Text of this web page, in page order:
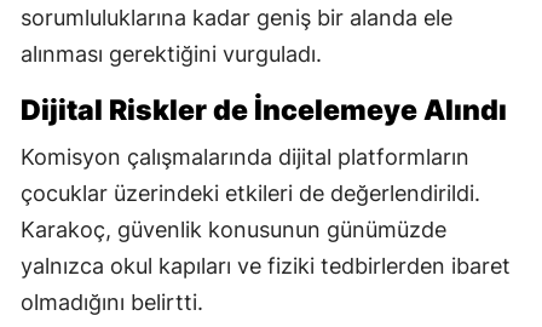
sorumluluklarına kadar geniş bir alanda ele
alınması gerektiğini vurguladı.
Dijital Riskler de İncelemeye Alındı
Komisyon çalışmalarında dijital platformların
çocuklar üzerindeki etkileri de değerlendirildi.
Karakoç, güvenlik konusunun günümüzde
yalnızca okul kapıları ve fiziki tedbirlerden ibaret
olmadığını belirtti.